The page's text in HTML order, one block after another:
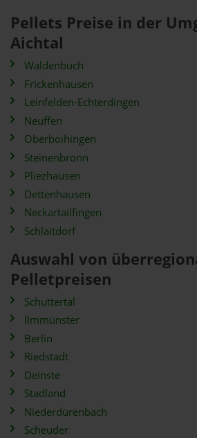
Pellets Preise in der
Aichtal
Waldenbuch
Frickenhausen
Leinfelden-Echterdingen
Neuffen
Oberboihingen
Steinenbronn
Pliezhausen
Dettenhausen
Neckartailfingen
Schlaitdorf
Auswahl von
Pelletpreisen
Schuttertal
Ilmmünster
Berlin
Riedstadt
Deinste
Stadland
Niederdürenbach
Scheuder